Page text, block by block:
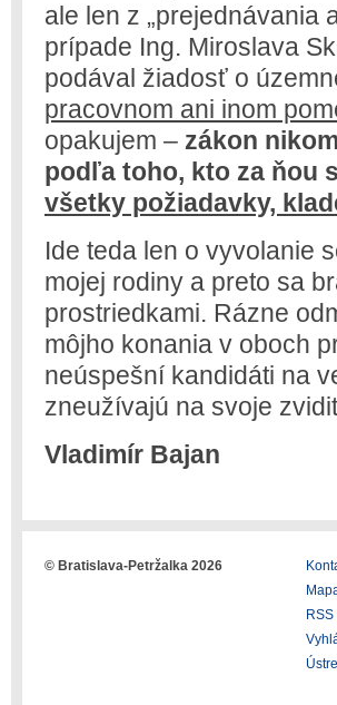
ale len z „prejednávania
prípade Ing. Miroslava
podával žiadosť o
pracovnom ani inom
opakujem – zákon
podľa toho, kto za ňou
všetky požiadavky,
Ide teda len o vyvolanie
mojej rodiny a preto sa
prostriedkami. Rázne
môjho konania v oboch
neúspešní kandidáti na
zneužívajú na svoje
Vladimír Bajan
© Bratislava-Petržalka 2026
RSS